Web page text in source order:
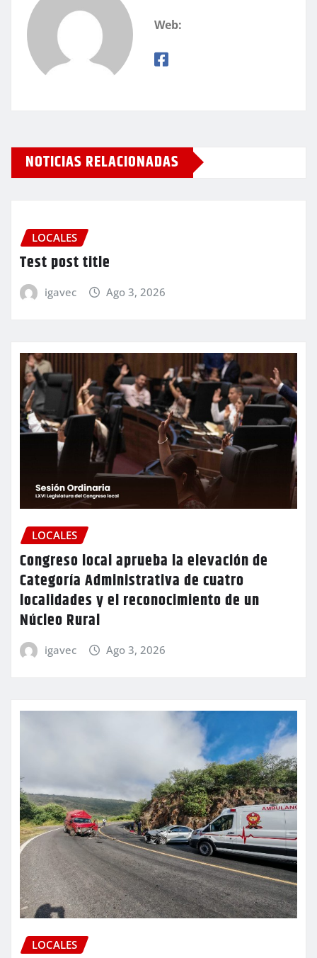
Web:
NOTICIAS RELACIONADAS
LOCALES
Test post title
igavec Ago 3, 2026
LOCALES
Congreso local aprueba la elevación de
Categoría Administrativa de cuatro
localidades y el reconocimiento de un
Núcleo Rural
igavec Ago 3, 2026
LOCALES